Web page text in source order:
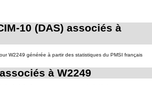
10 (DAS) associés à
W2249 générée à partir des statistiques du PMSI français
à W2249